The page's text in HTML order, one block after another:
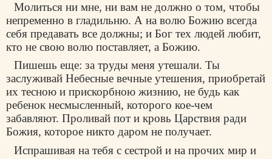
Молиться ни мне, ни вам не должно о том, чтобы
непременно в гладильню. А на волю Божию всегда
себя предавать все должны; и Бог тех людей любит,
кто не свою волю поставляет, а Божию.
Пишешь еще: за труды меня утешали. Ты
заслуживай Небесные вечные утешения, приобретай
их тесною и прискорбною жизнию, не будь как
ребенок несмысленный, которого кое-чем
забавляют. Проливай пот и кровь Царствия ради
Божия, которое никто даром не получает.
Испрашивая на тебя с сестрой и на прочих мир и